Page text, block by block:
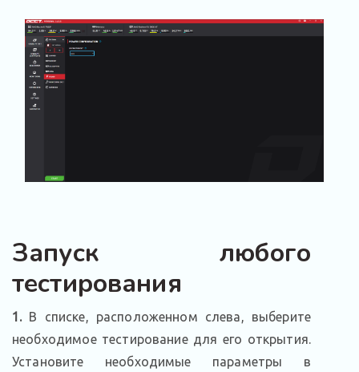
Запуск любого
тестирования
1.В списке, расположенном слева, выберите
необходимое тестирование для его открытия.
Установите необходимые параметры в